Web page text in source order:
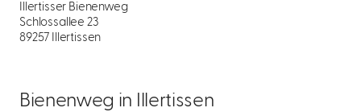
Bienenweg in Illertissen
Illertisser Bienenweg
Schlossallee 23
89257 Illertissen